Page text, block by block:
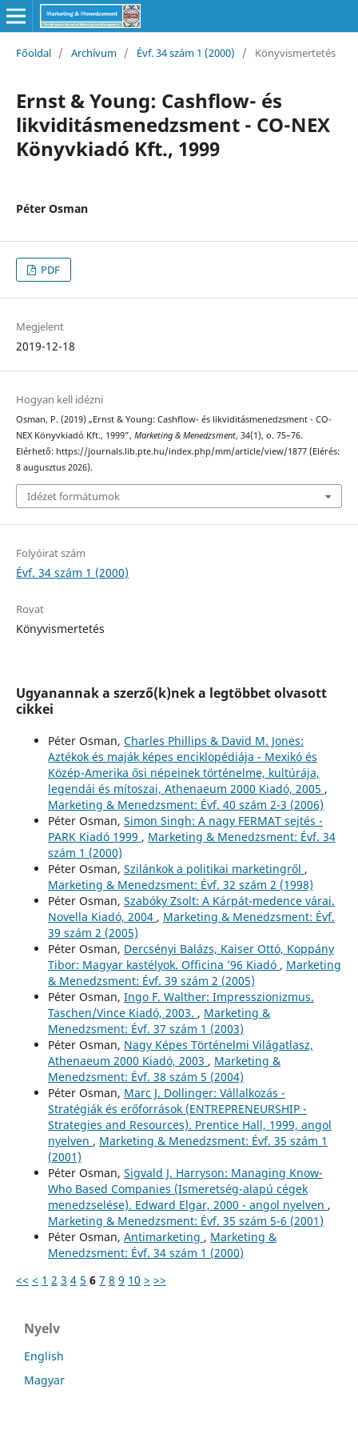
Főoldal / Archívum / Évf. 34 szám 1 (2000) / Könyvismertetés
Ernst & Young: Cashflow- és
likviditásmenedzsment - CO-NEX
Könyvkiadó Kft., 1999
Péter Osman
PDF
Megjelent
2019-12-18
Hogyan kell idézni
Osman, P. (2019) „Ernst & Young: Cashflow- és likviditásmenedzsment - CO-
NEX Könyvkiadó Kft., 1999”, Marketing & Menedzsment, 34(1), o. 75–76.
Elérhető: https://journals.lib.pte.hu/index.php/mm/article/view/1877 (Elérés:
8 augusztus 2026).
Idézet formátumok
Folyóirat szám
Évf. 34 szám 1 (2000)
Rovat
Könyvismertetés
Ugyanannak a szerző(k)nek a legtöbbet olvasott
cikkei
Péter Osman, Charles Phillips & David M. Jones:
Aztékok és maják képes enciklopédiája - Mexikó és
Közép-Amerika ősi népeinek történelme, kultúrája,
legendái és mítoszai, Athenaeum 2000 Kiadó, 2005 ,
Marketing & Menedzsment: Évf. 40 szám 2-3 (2006)
Péter Osman, Simon Singh: A nagy FERMAT sejtés -
PARK Kiadó 1999 , Marketing & Menedzsment: Évf. 34
szám 1 (2000)
Péter Osman, Szilánkok a politikai marketingről ,
Marketing & Menedzsment: Évf. 32 szám 2 (1998)
Péter Osman, Szabóky Zsolt: A Kárpát-medence várai.
Novella Kiadó, 2004 , Marketing & Menedzsment: Évf.
39 szám 2 (2005)
Péter Osman, Dercsényi Balázs, Kaiser Ottó, Koppány
Tibor: Magyar kastélyok. Officina ’96 Kiadó , Marketing
& Menedzsment: Évf. 39 szám 2 (2005)
Péter Osman, Ingo F. Walther: Impresszionizmus.
Taschen/Vince Kiadó, 2003. , Marketing &
Menedzsment: Évf. 37 szám 1 (2003)
Péter Osman, Nagy Képes Történelmi Világatlasz,
Athenaeum 2000 Kiadó, 2003 , Marketing &
Menedzsment: Évf. 38 szám 5 (2004)
Péter Osman, Marc J. Dollinger: Vállalkozás -
Stratégiák és erőforrások (ENTREPRENEURSHIP -
Strategies and Resources). Prentice Hall, 1999, angol
nyelven , Marketing & Menedzsment: Évf. 35 szám 1
(2001)
Péter Osman, Sigvald J. Harryson: Managing Know-
Who Based Companies (Ismeretség-alapú cégek
menedzselése). Edward Elgar, 2000 - angol nyelven ,
Marketing & Menedzsment: Évf. 35 szám 5-6 (2001)
Péter Osman, Antimarketing , Marketing &
Menedzsment: Évf. 34 szám 1 (2000)
<< < 1 2 3 4 5 6 7 8 9 10 > >>
Nyelv
English
Magyar